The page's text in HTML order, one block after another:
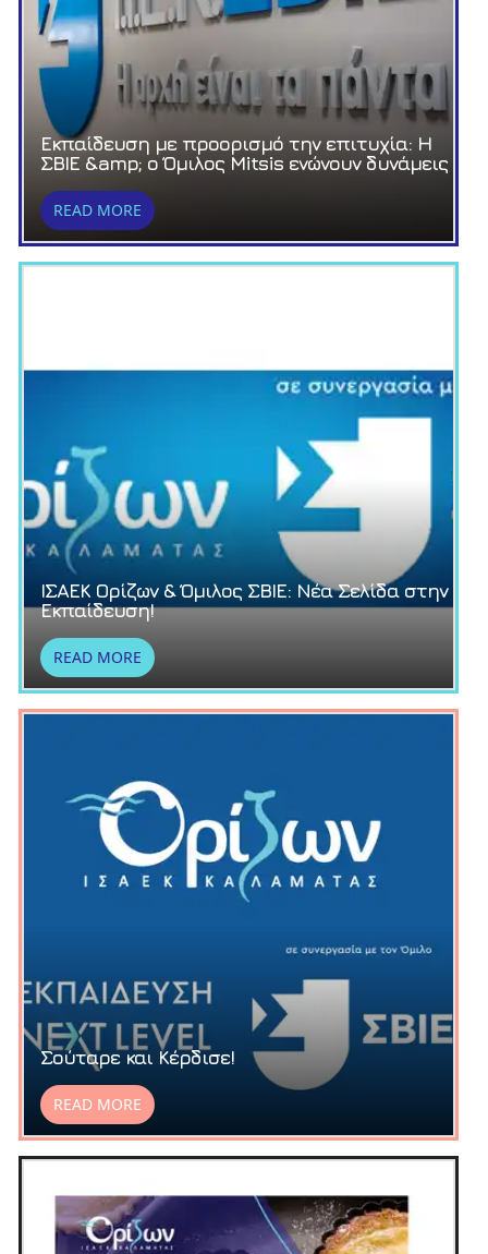
Εκπαίδευση με προορισμό την επιτυχία: Η
ΣΒΙΕ &amp; ο Όμιλος Mitsis ενώνουν δυνάμεις
READ MORE
ΙΣΑΕΚ Ορίζων & Όμιλος ΣΒΙΕ: Νέα Σελίδα στην
Εκπαίδευση!
READ MORE
Σούταρε και Κέρδισε!
READ MORE